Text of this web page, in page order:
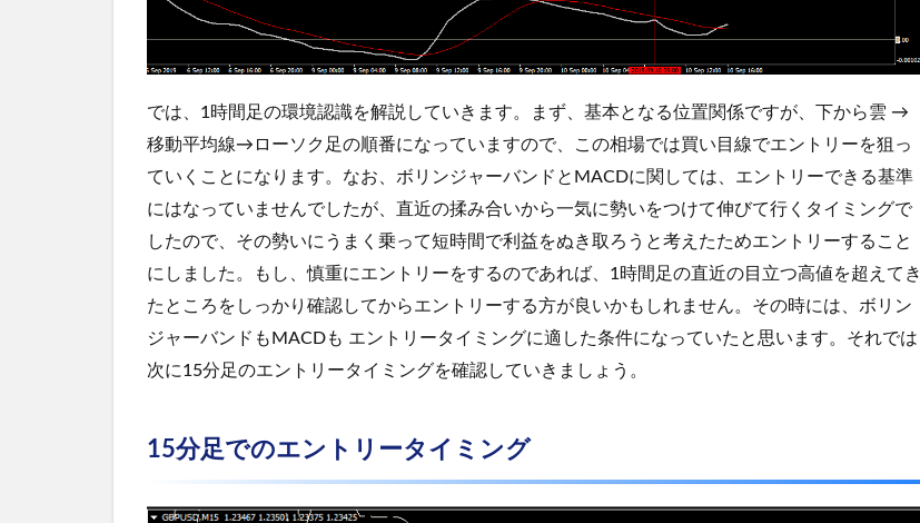
では、1時間足の環境認識を解説していきます。まず、基本となる位置関係ですが、下から雲 →
移動平均線→ローソク足の順番になっていますので、この相場では買い目線でエントリーを狙っ
ていくことになります。なお、ボリンジャーバンドとMACDに関しては、エントリーできる基準
にはなっていませんでしたが、直近の揉み合いから一気に勢いをつけて伸びて行くタイミングで
したので、その勢いにうまく乗って短時間で利益をぬき取ろうと考えたためエントリーすること
にしました。もし、慎重にエントリーをするのであれば、1時間足の直近の目立つ高値を超えてき
たところをしっかり確認してからエントリーする方が良いかもしれません。その時には、ボリン
ジャーバンドもMACDも エントリータイミングに適した条件になっていたと思います。それでは
次に15分足のエントリータイミングを確認していきましょう。
15分足でのエントリータイミング